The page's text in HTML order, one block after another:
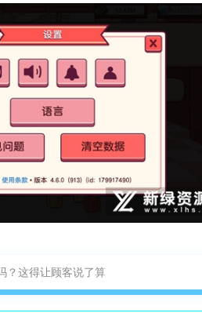
？这得让顾客说了算